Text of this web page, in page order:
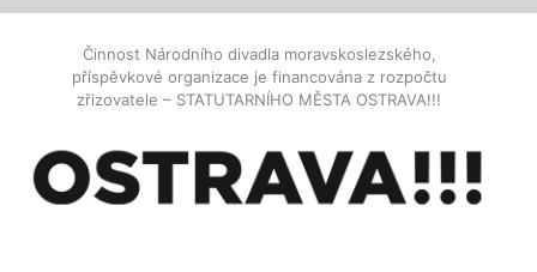
Činnost Národního divadla moravskoslezského,
příspěvkové organizace je financována z rozpočtu
zřizovatele – STATUTARNÍHO MĚSTA OSTRAVA!!!